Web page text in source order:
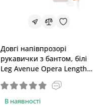
Довгі напівпрозорі
рукавички з бантом, білі
Leg Avenue Opera Length
Bow Top Gloves White Opera
Length Bow Top Gloves
White
В наявності